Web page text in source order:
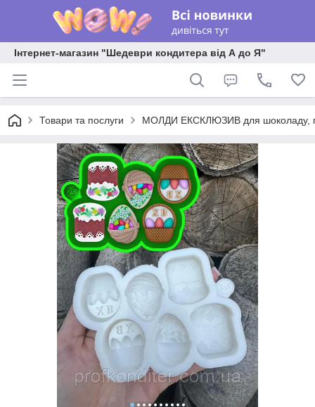
Інтернет-магазин "Шедеври кондитера від А до Я"
Товари та послуги МОЛДИ ЕКСКЛЮЗИВ для шоколаду,